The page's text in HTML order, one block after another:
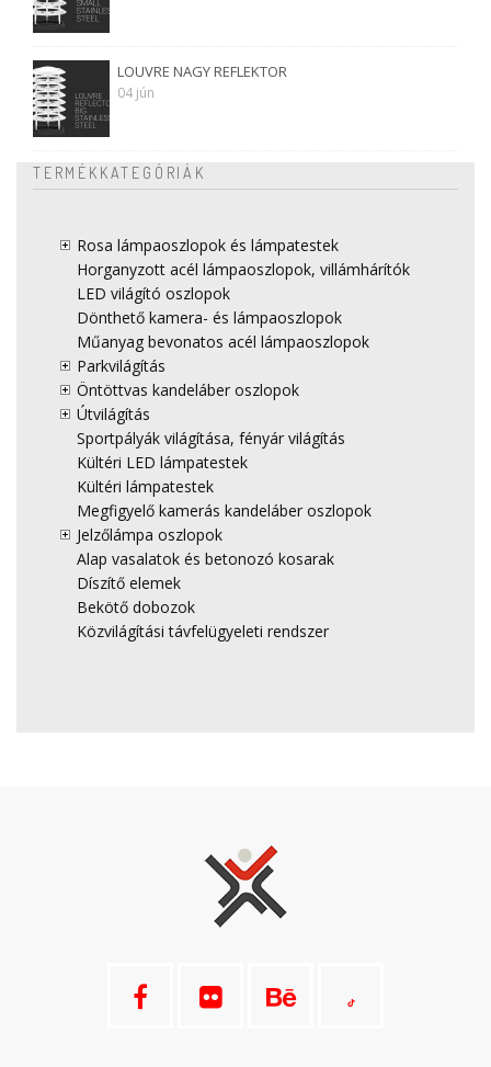
LOUVRE NAGY REFLEKTOR
04 jún
TERMÉKKATEGÓRIÁK
Rosa lámpaoszlopok és lámpatestek
Horganyzott acél lámpaoszlopok, villámhárítók
LED világító oszlopok
Dönthető kamera- és lámpaoszlopok
Műanyag bevonatos acél lámpaoszlopok
Parkvilágítás
Öntöttvas kandeláber oszlopok
Útvilágítás
Sportpályák világítása, fényár világítás
Kültéri LED lámpatestek
Kültéri lámpatestek
Megfigyelő kamerás kandeláber oszlopok
Jelzőlámpa oszlopok
Alap vasalatok és betonozó kosarak
Díszítő elemek
Bekötő dobozok
Közvilágítási távfelügyeleti rendszer